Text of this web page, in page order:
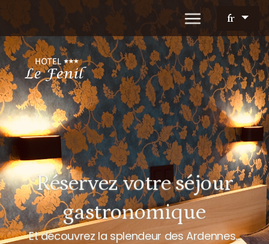
fr
Réservez votre séjour
gastronomique
Et découvrez la splendeur des Ardennes...